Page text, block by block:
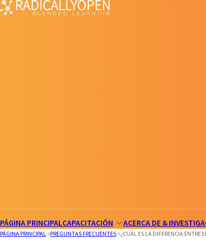
PÁGINA PRINCIPALCAPACITACIÓN ACERCA DE &
PÁGINA PRINCIPAL PREGUNTAS FRECUENTES ¿CUÁL ES LA DIFERENCIA ENTRE